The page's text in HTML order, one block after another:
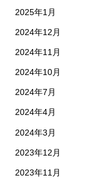
2025年1月
2024年12月
2024年11月
2024年10月
2024年7月
2024年4月
2024年3月
2023年12月
2023年11月